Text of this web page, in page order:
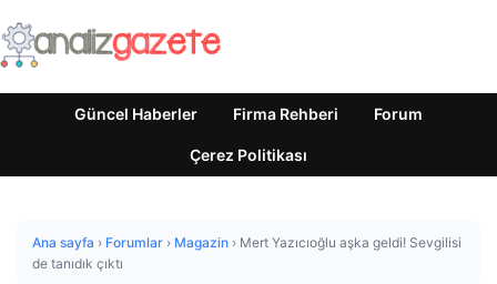
Güncel Haberler Firma Rehberi Forum
Çerez Politikası
Ana sayfa › Forumlar › Magazin › Mert Yazıcıoğlu aşka geldi! Sevgilisi
de tanıdık çıktı